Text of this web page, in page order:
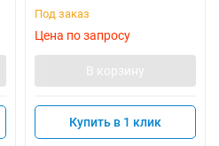
Под заказ
Цена по запросу
В корзину
Купить в 1 клик